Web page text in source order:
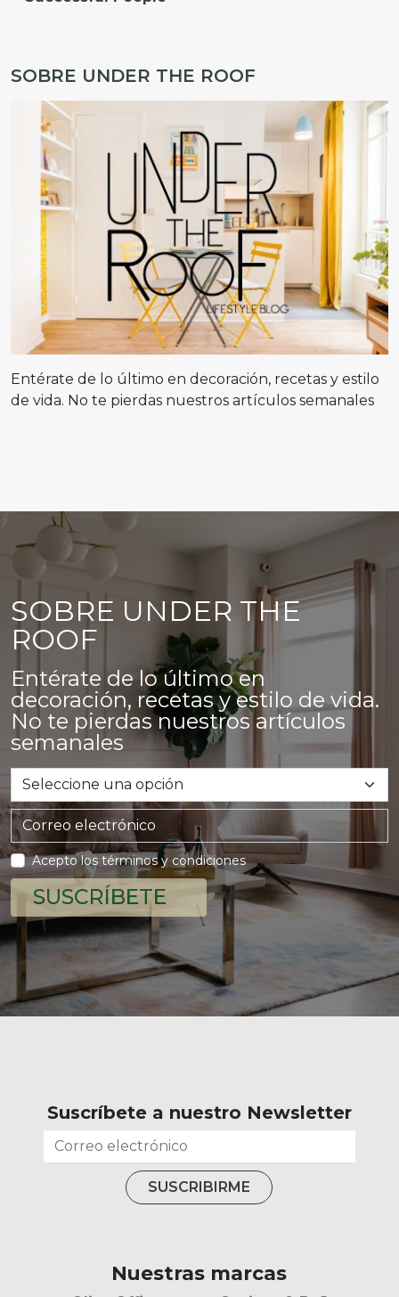
SOBRE UNDER THE ROOF
Entérate de lo último en decoración, recetas y estilo
de vida. No te pierdas nuestros artículos semanales
SOBRE UNDER THE
ROOF
Entérate de lo último en
decoración, recetas y estilo de vida.
No te pierdas nuestros artículos
semanales
Acepto los términos y condiciones
SUSCRÍBETE
Suscríbete a nuestro Newsletter
Nuestras marcas